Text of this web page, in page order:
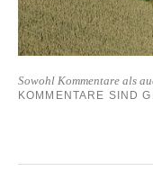
Sowohl Kommentare als
KOMMENTARE SIND